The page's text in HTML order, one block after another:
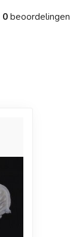
0beoordelingen